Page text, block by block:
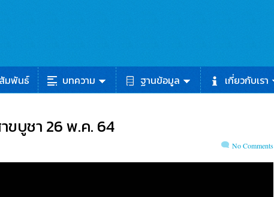
มพันธ์ บทความ ฐานข้อมูล เกี่ยวกับเรา
ขบูชา 26 พ.ค. 64
No Comments